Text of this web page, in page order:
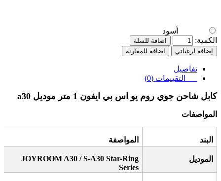
أسود
الكمية:
اضافة للسلة
إضافة لرغباتي
اضافة للمقارنة
تفاصيل
التقييمات (0)
كابل شاحن جوي روم يو اس بي ايفون 1 متر موديل
المواصفات
البند المواصفة
الموديل
JOYROOM A30 / S-A30 Star-Ring
Series